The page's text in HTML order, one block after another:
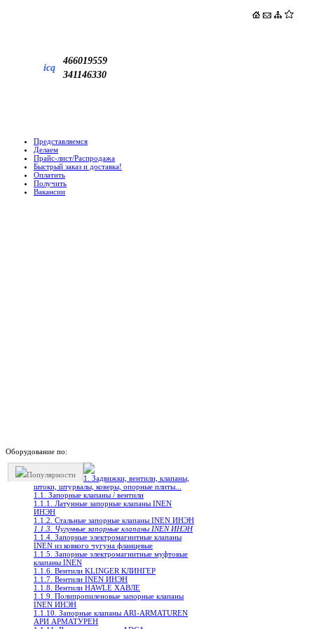
icq
466019559
341146330
Представляемся
Делаем
Прайс-лист/Распродажа
Быстрый заказ и доставка!
Оплатить
Получить
Вакансии
Оборудование по:
Популярности
1. Задвижки, вентили, клапаны,
штоки, штурвалы, коверы, опорные плиты...
1.1. Запорные клапаны / вентили
1.1.1. Латунные запорные клапаны INEN
ИНЭН
1.1.2. Стальные запорные клапаны INEN ИНЭН
1.1.3. Чугунные запорные клапаны INEN ИНЭН
1.1.4. Запорные электромагнитные клапаны
INEN из ковкого чугуна фланцевые
1.1.5. Запорные электромагнитные муфтовые
клапаны INEN
1.1.6. Вентили KLINGER КЛИНГЕР
1.1.7. Вентили INEN ИНЭН
1.1.8. Вентили HAWLE ХАВЛЕ
1.1.9. Полипропиленовые запорные клапаны
INEN ИНЭН
1.1.10. Запорные клапаны ARI-ARMATUREN
АРИ АРМАТУРЕН